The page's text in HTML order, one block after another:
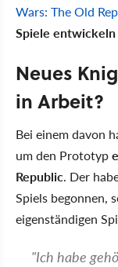
Wars: The Old
Spiele entwickeln
Neues
in Arbeit?
Bei einem davon
um den Prototyp
Republic. Der
Spiels begonnen,
eigenständigen
"Ich habe